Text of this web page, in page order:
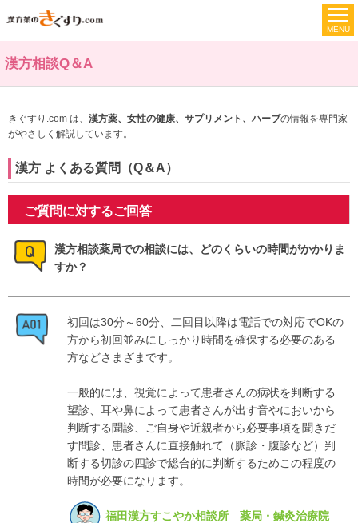
漢方相談Q＆A
きぐすり.com は、 漢方薬、女性の健康、サプリメント、ハーブの情報を専門家
がやさしく解説しています。
漢方 よくある質問（Q＆A）
ご質問に対するご回答
漢方相談薬局での相談には、どのくらいの時間がかかりま
すか？
初回は30分～60分、二回目以降は電話での対応でOKの
方から初回並みにしっかり時間を確保する必要のある
方などさまざまです。
一般的には、視覚によって患者さんの病状を判断する
望診、耳や鼻によって患者さんが出す音やにおいから
判断する聞診、ご自身や近親者から必要事項を聞きだ
す問診、患者さんに直接触れて（脈診・腹診など）判
断する切診の四診で総合的に判断するためこの程度の
時間が必要になります。
福田漢方すこやか相談所 薬局・鍼灸治療院